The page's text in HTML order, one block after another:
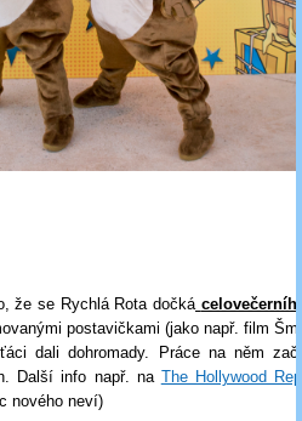
že se Rychlá Rota dočká
postavičkami (jako např. film
dali dohromady. Práce na něm
Další info např. na The Hollywood
nového neví)